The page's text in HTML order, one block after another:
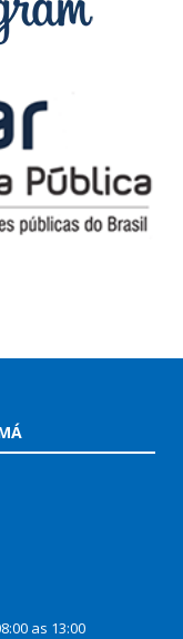
as 13:00